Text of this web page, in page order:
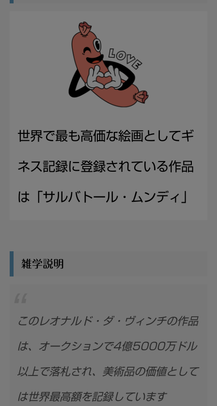
世界で最も高価な絵画としてギ
ネス記録に登録されている作品
は「サルバトール・ムンディ」
雑学説明
このレオナルド・ダ・ヴィンチの作品
は、オークションで4億5000万ドル
以上で落札され、美術品の価値として
は世界最高額を記録しています